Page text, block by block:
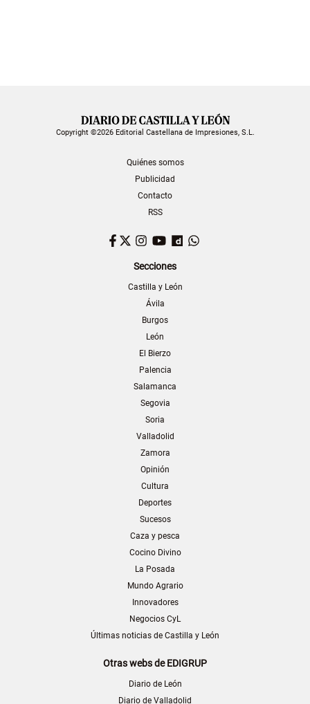
Copyright ©2026 Editorial Castellana de Impresiones, S.L.
Quiénes somos
Publicidad
Contacto
RSS
Facebook
TwitterInstagram
YouTubeDailymotion
Secciones
Castilla y León
Ávila
Burgos
León
El Bierzo
Palencia
Salamanca
Segovia
Soria
Valladolid
Zamora
Opinión
Cultura
Deportes
Sucesos
Caza y pesca
Cocino Divino
La Posada
Mundo Agrario
Innovadores
Negocios CyL
Últimas noticias de Castilla y León
Otras webs de EDIGRUP
Diario de León
Diario de Valladolid